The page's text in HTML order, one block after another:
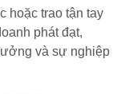
hoặc trao tận tay
phát đạt,
và sự nghiệp